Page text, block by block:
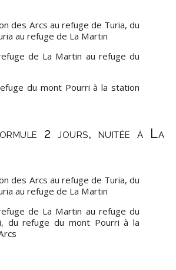
des Arcs au refuge de Turia, du
au refuge de La Martin
de La Martin au refuge du
du mont Pourri à la station
2 jours, nuitée à La
des Arcs au refuge de Turia, du
au refuge de La Martin
de La Martin au refuge du
du refuge du mont Pourri à la